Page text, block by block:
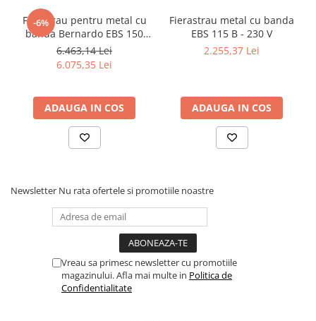
Dispozitiv de testare
Indicatoare înălțime
Indicator cadran / Baze magnetice
Micrometru de adancime
Micrometru de interior
Prisma
Set unelte de masurare
Instrumente de decupare
metalelor
Instrumente de frezat
-6%
Ferastrau pentru metal cu
banda Bernardo EBS 150
GC
6.463,14 Lei
6.075,35 Lei
ADAUGA IN COS
Fierastrau metal cu banda
EBS 115 B - 230 V
2.255,37 Lei
ADAUGA IN COS
Newsletter Nu rata ofertele si promotiile noastre
Vreau sa primesc newsletter cu promotiile
magazinului. Afla mai multe in Politica de
Confidentialitate